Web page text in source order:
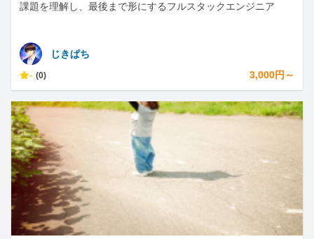
課題を理解し、最後まで形にするフルスタックエンジニア
じきぱち
- (0) 3,000円～